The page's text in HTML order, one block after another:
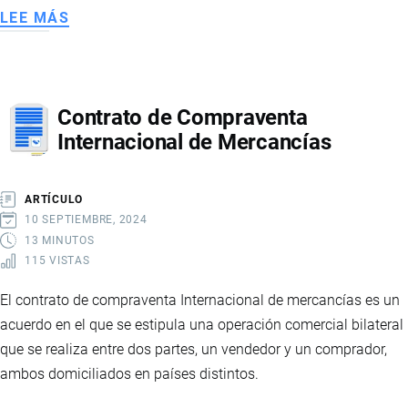
LEE MÁS
COMERCIAL
Contrato de Compraventa
Internacional de Mercancías
ARTÍCULO
10 SEPTIEMBRE, 2024
13 MINUTOS
115 VISTAS
El contrato de compraventa Internacional de mercancías es un
acuerdo en el que se estipula una operación comercial bilateral
que se realiza entre dos partes, un vendedor y un comprador,
ambos domiciliados en países distintos.